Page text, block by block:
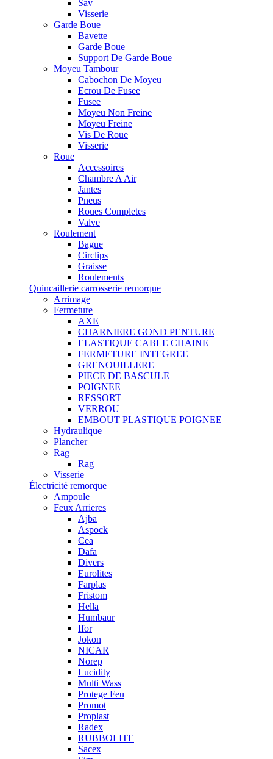
Sav
Visserie
Garde Boue
Bavette
Garde Boue
Support De Garde Boue
Moyeu Tambour
Cabochon De Moyeu
Ecrou De Fusee
Fusee
Moyeu Non Freine
Moyeu Freine
Vis De Roue
Visserie
Roue
Accessoires
Chambre A Air
Jantes
Pneus
Roues Completes
Valve
Roulement
Bague
Circlips
Graisse
Roulements
Quincaillerie carrosserie remorque
Arrimage
Fermeture
AXE
CHARNIERE GOND PENTURE
ELASTIQUE CABLE CHAINE
FERMETURE INTEGREE
GRENOUILLERE
PIECE DE BASCULE
POIGNEE
RESSORT
VERROU
EMBOUT PLASTIQUE POIGNEE
Hydraulique
Plancher
Rag
Rag
Visserie
Électricité remorque
Ampoule
Feux Arrieres
Ajba
Aspock
Cea
Dafa
Divers
Eurolites
Farplas
Fristom
Hella
Humbaur
Ifor
Jokon
NICAR
Norep
Lucidity
Multi Wass
Protege Feu
Promot
Proplast
Radex
RUBBOLITE
Sacex